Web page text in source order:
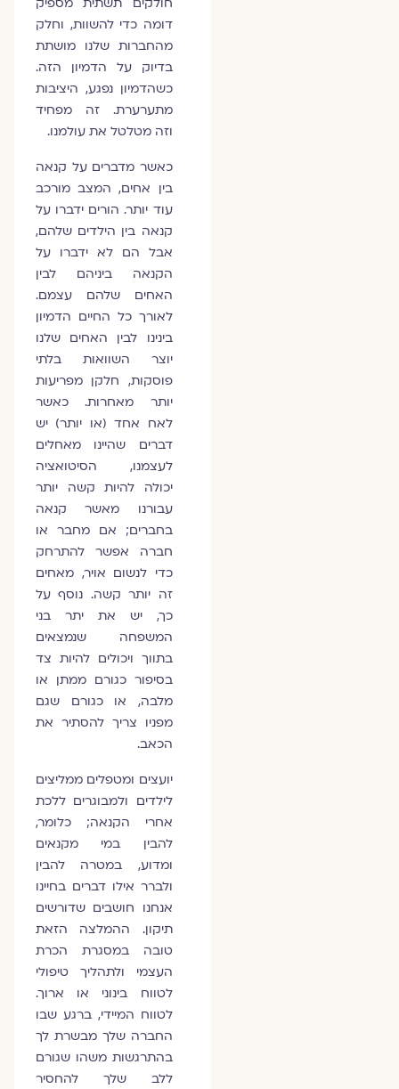
דומה כדי להשוות, וחלק
מהחברות שלנו מושתת
בדיוק על הדמיון הזה.
כשהדמיון נפגע, היציבות
מתערערת. זה מפחיד
וזה מטלטל את עולמנו.
כאשר מדברים על קנאה
בין אחים, המצב מורכב
עוד יותר. הורים ידברו על
קנאה בין הילדים שלהם,
אבל הם לא ידברו על
הקנאה ביניהם לבין
האחים שלהם עצמם.
לאורך כל החיים הדמיון
בינינו לבין האחים שלנו
יוצר השוואות בלתי
פוסקות, חלקן מפריעות
יותר מאחרות. כאשר
לאח אחד (או יותר) יש
דברים שהיינו מאחלים
לעצמנו, הסיטואציה
יכולה להיות קשה יותר
עבורנו מאשר קנאה
בחברים; אם מחבר או
חברה אפשר להתרחק
כדי לנשום אויר, מאחים
זה יותר קשה. נוסף על
כך, יש את יתר בני
המשפחה שנמצאים
בתווך ויכולים להיות צד
בסיפור כגורם ממתן או
מלבה, או כגורם שגם
מפניו צריך להסתיר את
הכאב.
יועצים ומטפלים ממליצים
לילדים ולמבוגרים ללכת
אחרי הקנאה; כלומר,
להבין במי מקנאים
ומדוע, במטרה להבין
ולברר אילו דברים בחיינו
אנחנו חושבים שדורשים
תיקון. ההמלצה הזאת
טובה במסגרת הכרת
העצמי ולתהליך טיפולי
לטווח בינוני או ארוך.
לטווח המיידי, ברגע שבו
החברה שלך מבשרת לך
בהתרגשות משהו שגורם
ללב שלך להחסיר